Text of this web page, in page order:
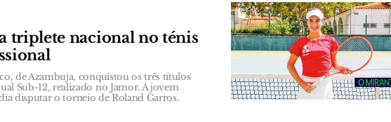
triplete nacional no ténis
de Azambuja, conquistou os três títulos
Sub-12, realizado no Jamor. A jovem
disputar o torneio de Roland Garros.